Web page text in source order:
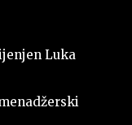
Luka